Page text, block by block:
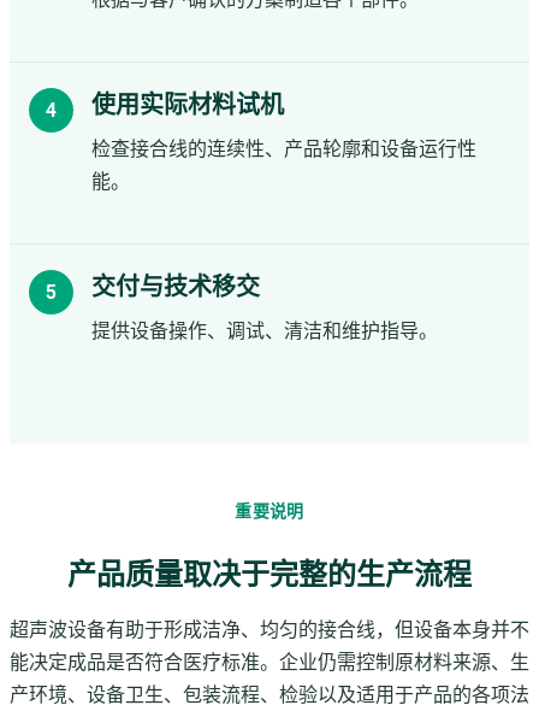
使用实际材料试机
检查接合线的连续性、产品轮廓和设备运行性
能。
交付与技术移交
提供设备操作、调试、清洁和维护指导。
重要说明
产品质量取决于完整的生产流程
超声波设备有助于形成洁净、均匀的接合线，但设备本身并不
能决定成品是否符合医疗标准。企业仍需控制原材料来源、生
产环境、设备卫生、包装流程、检验以及适用于产品的各项法